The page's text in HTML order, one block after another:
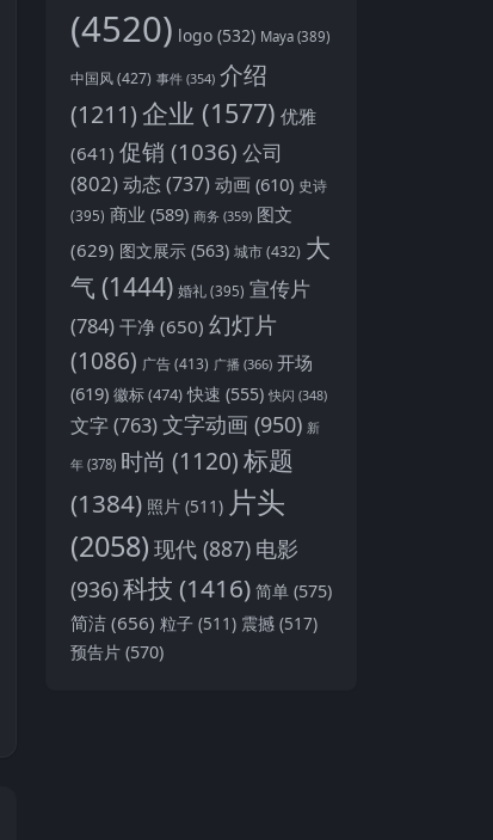
(4520) logo (532) Maya (389)
中国风(427) 事件 (354) 介绍
(1211)企业 (1577) 优雅
(641) 促销 (1036) 公司
(802)动态 (737) 动画 (610) 史诗
(395) 商业 (589) 商务 (359) 图文
(629) 图文展示 (563) 城市(432) 大
气 (1444) 婚礼 (395) 宣传片
(784) 干净 (650) 幻灯片
(1086) 广告(413) 广播 (366) 开场
(619) 徽标(474) 快速 (555) 快闪 (348)
文字(763)文字动画 (950) 新
年 (378) 时尚 (1120)标题
(1384) 照片 (511) 片头
(2058) 现代 (887) 电影
(936)科技 (1416) 简单 (575)
简洁 (656) 粒子 (511) 震撼 (517)
预告片 (570)